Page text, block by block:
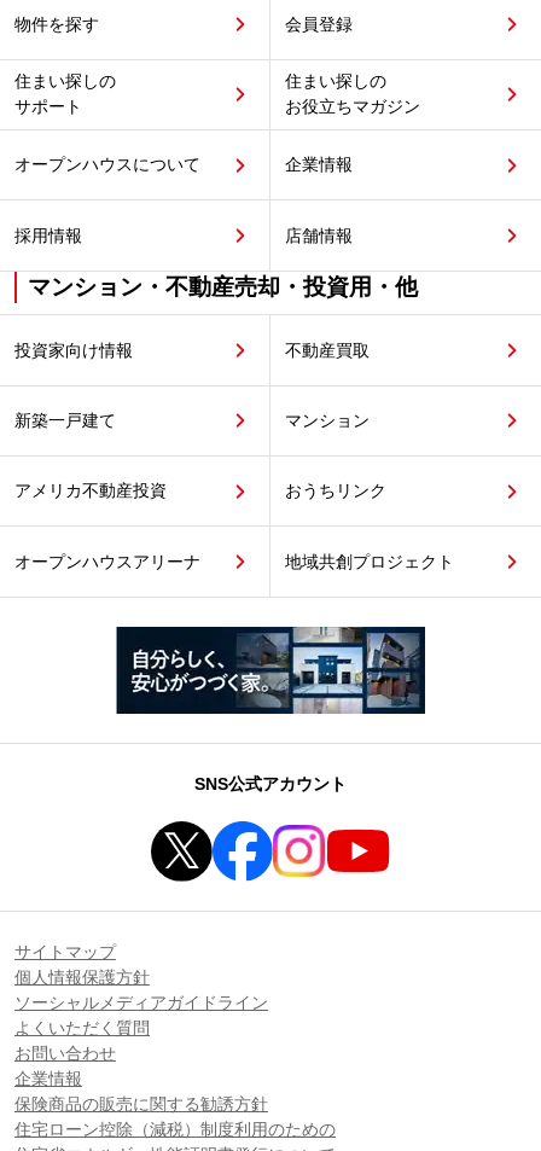
物件を探す 会員登録
住まい探しの
サポート
住まい探しの
お役立ちマガジン
オープンハウスについて 企業情報
採用情報 店舗情報
マンション・不動産売却・投資用・他
投資家向け情報 不動産買取
新築一戸建て マンション
アメリカ不動産投資 おうちリンク
オープンハウスアリーナ 地域共創プロジェクト
SNS公式アカウント
サイトマップ
個人情報保護方針
ソーシャルメディアガイドライン
よくいただく質問
お問い合わせ
企業情報
保険商品の販売に関する勧誘方針
住宅ローン控除（減税）制度利用のための